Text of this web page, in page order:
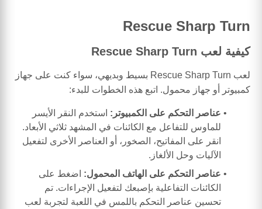
Rescue Sharp Turn
كيفية لعب Rescue Sharp Turn
لعب Rescue Sharp Turn بسيط وبديهي، سواء كنت على جهاز
كمبيوتر أو جهاز محمول. اتبع هذه الخطوات للبدء:
عناصر التحكم على الكمبيوتر: استخدم النقر الأيسر
للماوس للتفاعل مع الكائنات في المشهد ثلاثي الأبعاد.
انقر على المفاتيح، الصخور، أو العناصر الأخرى لتفعيل
الآليات وحل الألغاز.
عناصر التحكم على الهاتف المحمول: اضغط على
الكائنات التفاعلية بإصبعك لتفعيل الإجراءات. تم
تحسين عناصر التحكم باللمس في اللعبة لتجربة لعب